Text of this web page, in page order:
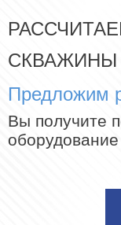
СКВАЖИНЫ
Предложим
Вы получите
оборудование